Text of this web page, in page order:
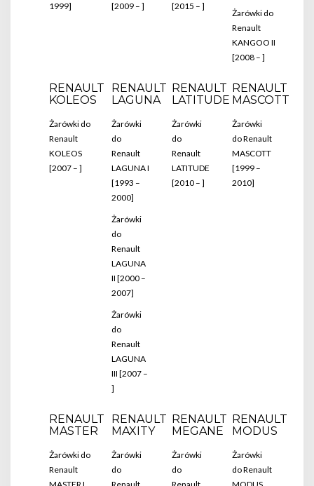
1999]
[2009 – ]
[2015 – ]
Żarówki do
Renault
KANGOO II
[2008 – ]
RENAULT
KOLEOS
Żarówki do
Renault
KOLEOS
[2007 – ]
RENAULT
LAGUNA
Żarówki
do
Renault
LAGUNA I
[1993 –
2000]
Żarówki
do
Renault
LAGUNA
II [2000 –
2007]
Żarówki
do
Renault
LAGUNA
III [2007 –
]
RENAULT
LATITUDE
Żarówki
do
Renault
LATITUDE
[2010 – ]
RENAULT
MASCOTT
Żarówki
do Renault
MASCOTT
[1999 –
2010]
RENAULT
MASTER
Żarówki do
Renault
RENAULT
MAXITY
Żarówki
do
RENAULT
MEGANE
Żarówki
do
RENAULT
MODUS
Żarówki
do Renault